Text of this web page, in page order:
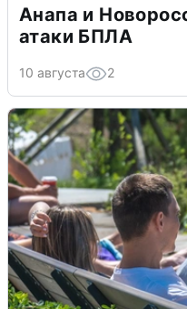
Анапа и
атаки БПЛА
10 августа 2